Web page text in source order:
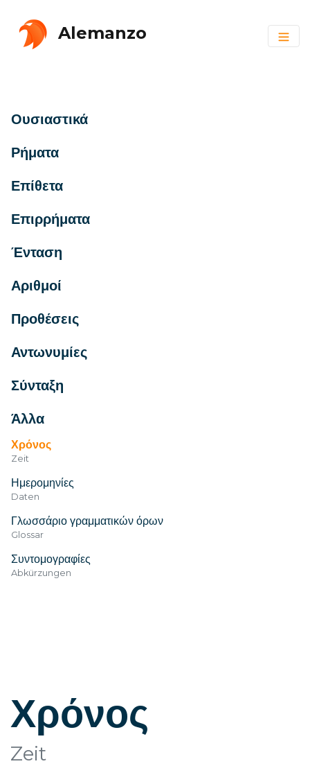
Alemanzo
Ουσιαστικά
Ρήματα
Επίθετα
Επιρρήματα
Ένταση
Αριθμοί
Προθέσεις
Αντωνυμίες
Σύνταξη
Άλλα
Χρόνος
Zeit
Ημερομηνίες
Daten
Γλωσσάριο γραμματικών όρων
Glossar
Συντομογραφίες
Abkürzungen
Χρόνος
Zeit